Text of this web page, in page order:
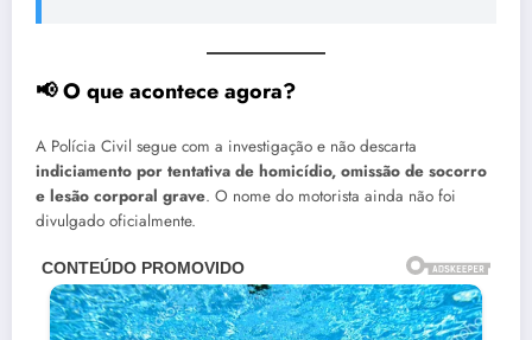
📢 O que acontece agora?
A Polícia Civil segue com a investigação e não descarta
indiciamento por tentativa de homicídio, omissão de socorro
e lesão corporal grave. O nome do motorista ainda não foi
divulgado oficialmente.